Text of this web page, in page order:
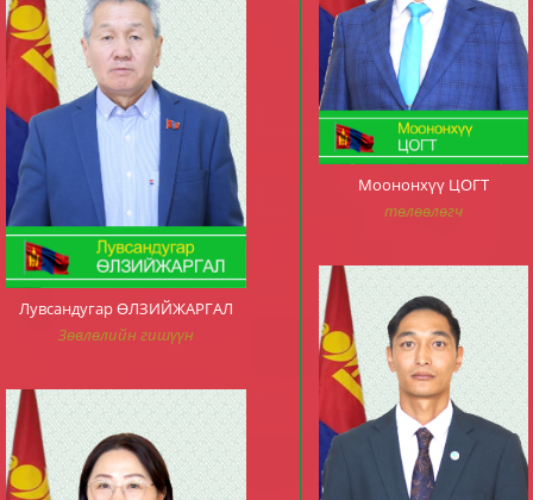
Лувсандугар ӨЛЗИЙЖАРГАЛ
Зөвлөлийн гишүүн
Моононхүү ЦОГТ
төлөөлөгч